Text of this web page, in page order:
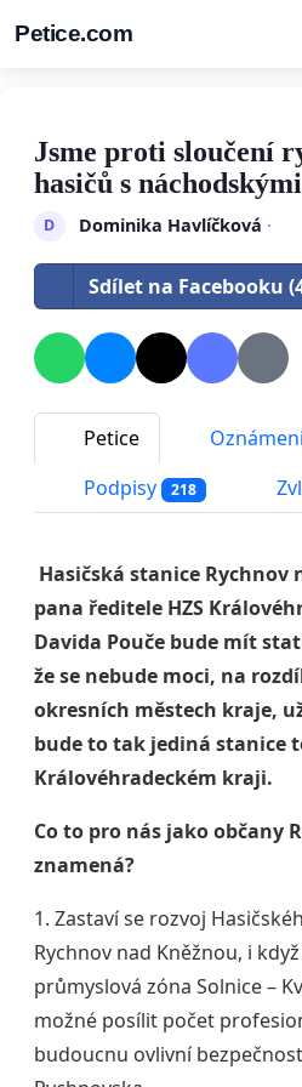
Petice.com
Jsme proti sloučení
hasičů s
D Dominika Havlíčková ·
Sdílet na Facebooku
Petice
Podpisy 218
Hasičská stanice Rychnov
pana ředitele HZS
Davida Pouče bude mít
že se nebude moci, na
okresních městech kraje,
bude to tak jediná stanice
Královéhradeckém kraji.
Co to pro nás jako občany
znamená?
1. Zastaví se rozvoj
Rychnov nad Kněžnou, i
průmyslová zóna Solnice –
možné posílit počet
budoucnu ovlivní